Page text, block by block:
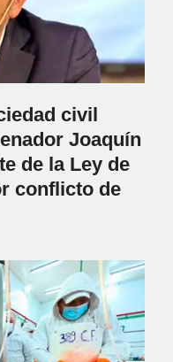
civil
Joaquín
de la Ley de
conflicto de